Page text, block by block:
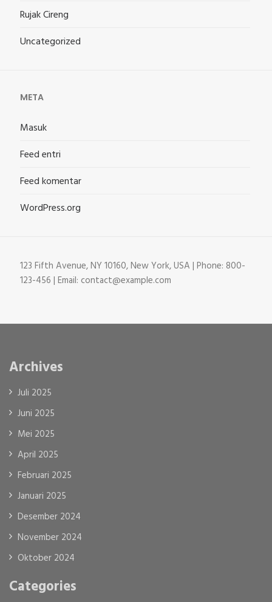
Rujak Cireng
Uncategorized
META
Masuk
Feed entri
Feed komentar
WordPress.org
123 Fifth Avenue, NY 10160, New York, USA | Phone: 800-
123-456 | Email: contact@example.com
Archives
Juli 2025
Juni 2025
Mei 2025
April 2025
Februari 2025
Januari 2025
Desember 2024
November 2024
Oktober 2024
Categories